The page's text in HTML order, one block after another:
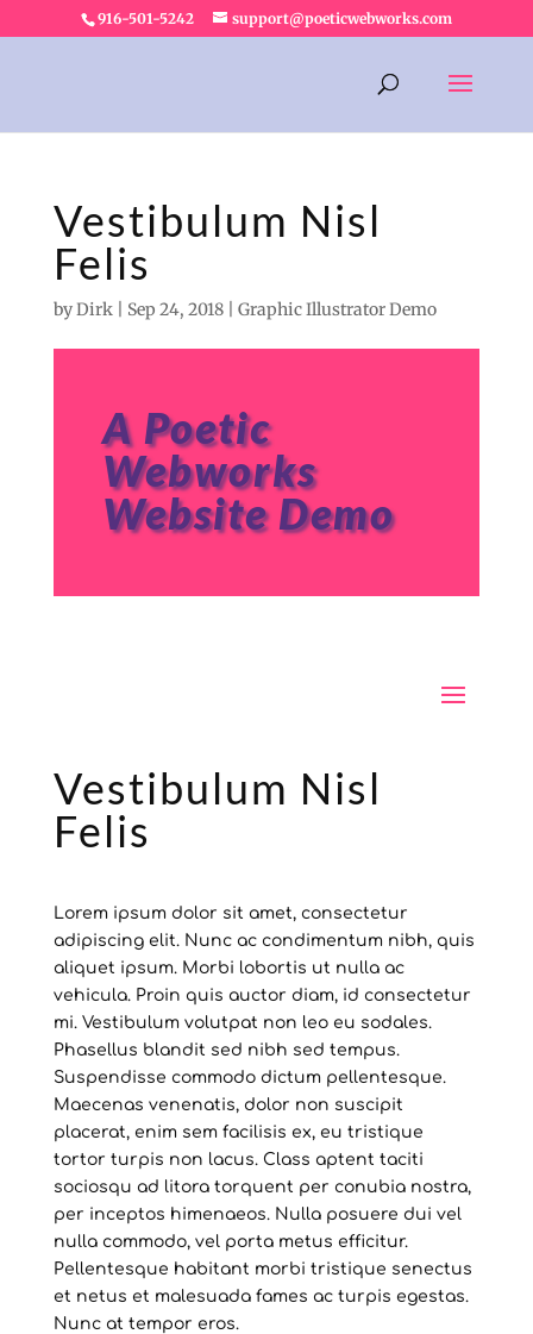
916-501-5242 support@poeticwebworks.com
Vestibulum Nisl
Felis
byDirk| Sep 24, 2018| Graphic Illustrator Demo
A Poetic
Webworks
Website Demo
Vestibulum Nisl
Felis
Lorem ipsum dolor sit amet, consectetur
adipiscing elit. Nunc ac condimentum nibh, quis
aliquet ipsum. Morbi lobortis ut nulla ac
vehicula. Proin quis auctor diam, id consectetur
mi. Vestibulum volutpat non leo eu sodales.
Phasellus blandit sed nibh sed tempus.
Suspendisse commodo dictum pellentesque.
Maecenas venenatis, dolor non suscipit
placerat, enim sem facilisis ex, eu tristique
tortor turpis non lacus. Class aptent taciti
sociosqu ad litora torquent per conubia nostra,
per inceptos himenaeos. Nulla posuere dui vel
nulla commodo, vel porta metus efficitur.
Pellentesque habitant morbi tristique senectus
et netus et malesuada fames ac turpis egestas.
Nunc at tempor eros.